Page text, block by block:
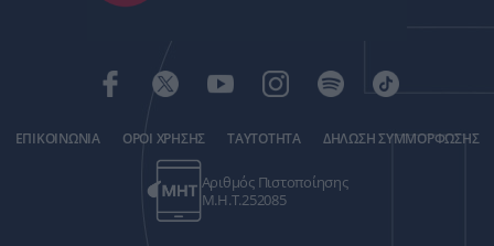
ΕΠΙΚΟΙΝΩΝΙΑ ΟΡΟΙ ΧΡΗΣΗΣ ΤΑΥΤΟΤΗΤΑ ΔΗΛΩΣΗ ΣΥΜΜΟΡΦΩΣΗΣ
Αριθμός Πιστοποίησης
Μ.Η.Τ.252085